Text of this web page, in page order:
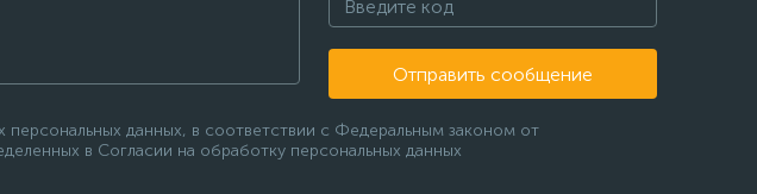
Отправить сообщение
данных, в соответствии с Федеральным законом от
в Согласии на обработку персональных данных